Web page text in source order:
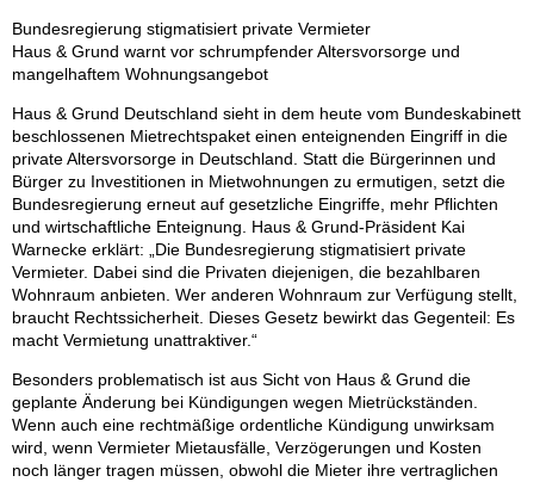
r
m
u
l
a
r
Bundesregierung stigmatisiert private Vermieter
Haus & Grund warnt vor schrumpfender Altersvorsorge und
mangelhaftem Wohnungsangebot
Haus & Grund Deutschland sieht in dem heute vom Bundeskabinett
beschlossenen Mietrechtspaket einen enteignenden Eingriff in die
private Altersvorsorge in Deutschland. Statt die Bürgerinnen und
Bürger zu Investitionen in Mietwohnungen zu ermutigen, setzt die
Bundesregierung erneut auf gesetzliche Eingriffe, mehr Pflichten
und wirtschaftliche Enteignung. Haus & Grund-Präsident Kai
Warnecke erklärt: „Die Bundesregierung stigmatisiert private
Vermieter. Dabei sind die Privaten diejenigen, die bezahlbaren
Wohnraum anbieten. Wer anderen Wohnraum zur Verfügung stellt,
braucht Rechtssicherheit. Dieses Gesetz bewirkt das Gegenteil: Es
macht Vermietung unattraktiver.“
Besonders problematisch ist aus Sicht von Haus & Grund die
geplante Änderung bei Kündigungen wegen Mietrückständen.
Wenn auch eine rechtmäßige ordentliche Kündigung unwirksam
wird, wenn Vermieter Mietausfälle, Verzögerungen und Kosten
noch länger tragen müssen, obwohl die Mieter ihre vertraglichen